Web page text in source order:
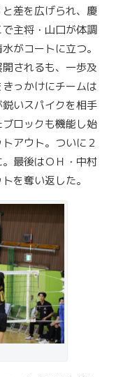
差を広げられ、慶
主将・山口が体調
がコートに立つ。
されるも、一歩及
っかけにチームは
いスパイクを相手
ロックも機能し始
アウト。ついに２
最後はＯＨ・中村
を奪い返した。